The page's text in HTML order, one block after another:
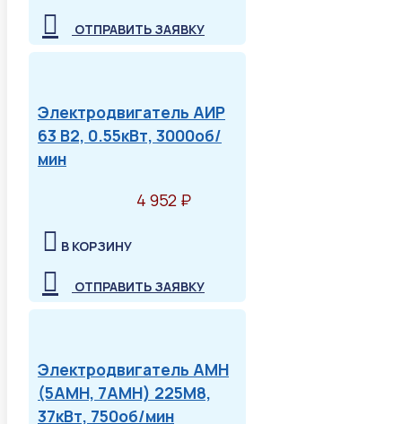
ОТПРАВИТЬ ЗАЯВКУ
Электродвигатель АИР
63 В2, 0.55кВт, 3000об/
мин
4 952 ₽
В КОРЗИНУ
ОТПРАВИТЬ ЗАЯВКУ
Электродвигатель АМН
(5АМН, 7АМН) 225М8,
37кВт, 750об/мин